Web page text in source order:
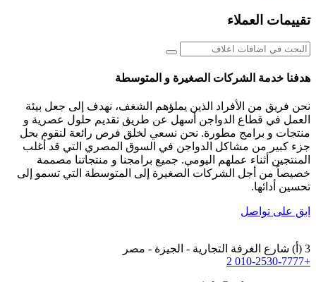
تقييمات العملاء
هدفنا خدمة الشركات الصغيرة و المتوسطة
نحن فريق من الأفراد الذين يملؤهم الشغف، نهدف إلى جعل بيئة
العمل في قطاع الدواجن أسهل عن طريق تقديم حلول عصرية و
منتجات و برامج مطورة. نحن نسعي لخلق فرص رائعة لنقوم بحل
جزء كبير من مشاكل الدواجن في السوق المصري التي قد أغلب
المنتجين أثناء عملهم اليومي. جميع برامجنا و منتجاتنا مصممة
خصيصاً من أجل الشركات الصغيرة إلى المتوسطة التي تسمو إلى
تحسين أدائها.
ابق على تواصل
3 (أ) شارع الغرفة التجارية - الجيزة - مصر
+2 010-2530-7777